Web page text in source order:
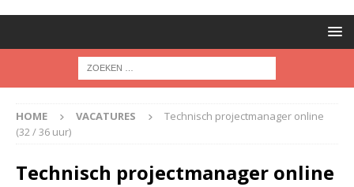
HOME VACATURES
Technisch projectmanager online
(32 / 36 uur)
Technisch projectmanager online